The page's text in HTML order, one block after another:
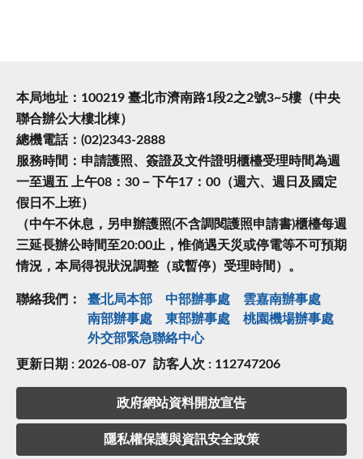
本局地址：100219 臺北市濟南路1段2之2號3~5樓（中央
聯合辦公大樓北棟）
總機電話：(02)2343-2888
服務時間：申請護照、簽證及文件證明櫃檯受理時間為週
一至週五 上午08：30－下午17：00（週六、週日及國定
假日不上班）
（中午不休息，另申辦護照(不含調閱護照申請書)櫃檯每週
三延長辦公時間至20:00止，惟倘遇天災或停電等不可預期
情況，本局得視狀況調整（或暫停）受理時間）。
聯絡我們： 臺北局本部 中部辦事處
雲嘉南辦事處
南部辦事處
東部辦事處
桃園機場辦事處
外交部緊急聯絡中⼼
更新日期 : 2026-08-07 訪客人次 : 112747206
政府網站資料開放宣告
隱私權保護與資訊安全政策